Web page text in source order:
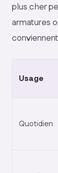
plus cher
armatures
Usage
Quotidien